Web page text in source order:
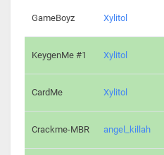
GameBoyz Xylitol
KeygenMe #1 Xylitol
CardMe Xylitol
Crackme-MBR angel_killah